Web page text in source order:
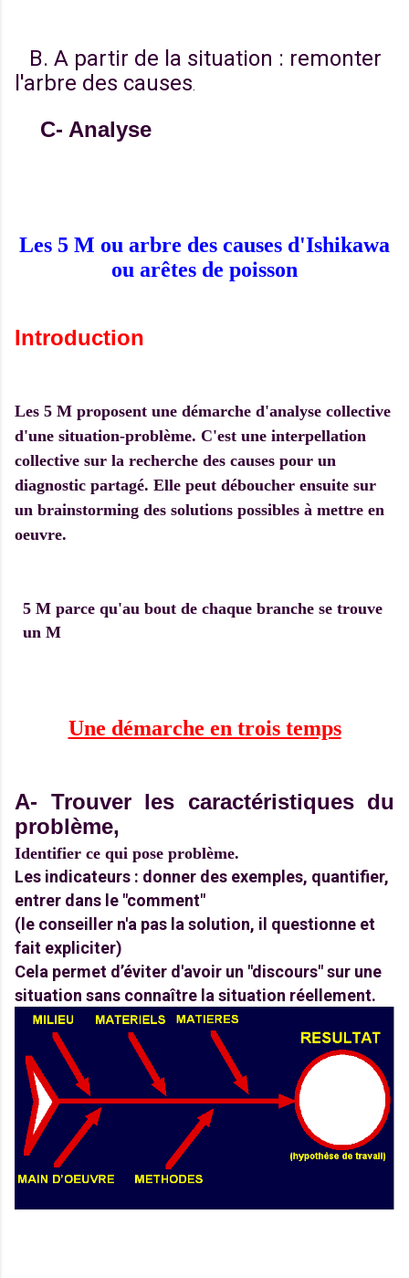
B. A partir de la situation : remonter
l'arbre des causes
C- Analyse
Les 5 M ou arbre des causes d'Ishikawa
ou arêtes de poisson
Introduction
Les 5 M proposent une démarche d'analyse collective
d'une situation-problème. C'est une interpellation
collective sur la recherche des causes pour un
diagnostic partagé. Elle peut déboucher ensuite sur
un brainstorming des solutions possibles à mettre en
oeuvre.
5 M parce qu'au bout de chaque branche se trouve
un M
Une démarche en trois temps
A- Trouver les caractéristiques du
problème,
Identifier ce qui pose problème.
Les indicateurs : donner des exemples, quantifier,
entrer dans le "comment"
(le conseiller n'a pas la solution, il questionne et
fait expliciter)
Cela permet d’éviter d'avoir un "discours" sur une
situation sans connaître la situation réellement.